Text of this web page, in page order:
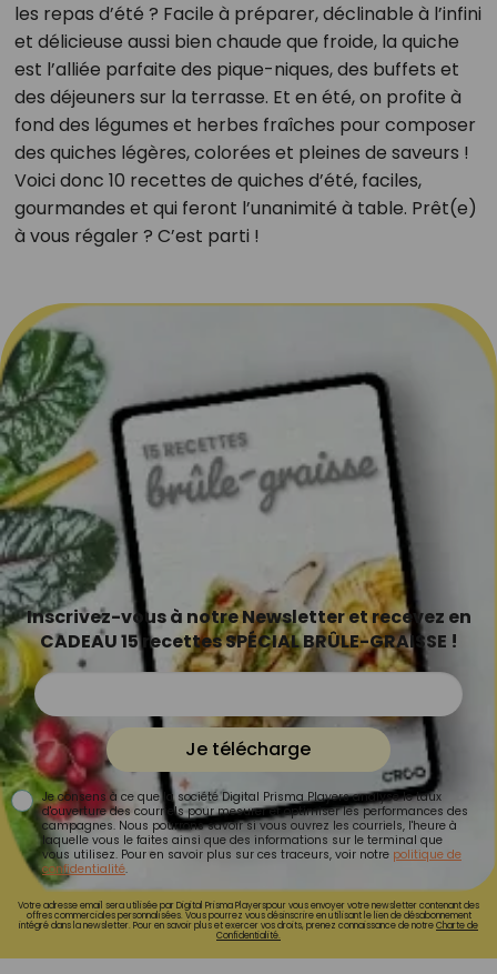
les repas d’été ? Facile à préparer, déclinable à l’infini
et délicieuse aussi bien chaude que froide, la quiche
est l’alliée parfaite des pique-niques, des buffets et
des déjeuners sur la terrasse. Et en été, on profite à
fond des légumes et herbes fraîches pour composer
des quiches légères, colorées et pleines de saveurs !
Voici donc 10 recettes de quiches d’été, faciles,
gourmandes et qui feront l’unanimité à table. Prêt(e)
à vous régaler ? C’est parti !
Inscrivez-vous à notre Newsletter et recevez en
CADEAU 15 recettes SPÉCIAL BRÛLE-GRAISSE !
Je télécharge
Je consens à ce que la société Digital Prisma Players analyse le taux
d'ouverture des courriels pour mesurer et optimiser les performances des
campagnes. Nous pourrons savoir si vous ouvrez les courriels, l'heure à
laquelle vous le faites ainsi que des informations sur le terminal que
vous utilisez. Pour en savoir plus sur ces traceurs, voir notre politique de
confidentialité.
Votre adresse email sera utilisée par Digital Prisma Playerspour vous envoyer votre newsletter contenant des
offres commerciales personnalisées. Vous pourrez vous désinscrire en utilisant le lien de désabonnement
intégré dans la newsletter. Pour en savoir plus et exercer vos droits, prenez connaissance de notreCharte de
Confidentialité.